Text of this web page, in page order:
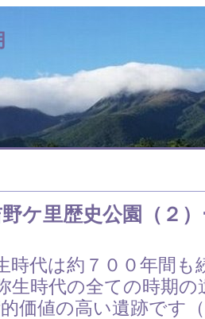
ケ里歴史公園（２
時代は約７００年間も
生時代の全ての時期
価値の高い遺跡です